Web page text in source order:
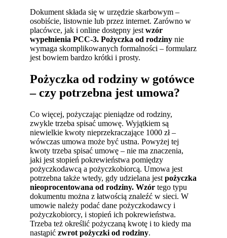
Dokument składa się w urzędzie skarbowym –
osobiście, listownie lub przez internet. Zarówno w
placówce, jak i online dostępny jestwzór
wypełnienia PCC-3. Pożyczka od rodziny nie
wymaga skomplikowanych formalności – formularz
jest bowiem bardzo krótki i prosty.
Pożyczka od rodziny w gotówce
– czy potrzebna jest umowa?
Co więcej, pożyczając pieniądze od rodziny,
zwykle trzeba spisać umowę. Wyjątkiem są
niewielkie kwoty nieprzekraczające 1000 zł –
wówczas umowa może być ustna. Powyżej tej
kwoty trzeba spisać umowę – nie ma znaczenia,
jaki jest stopień pokrewieństwa pomiędzy
pożyczkodawcą a pożyczkobiorcą. Umowa jest
potrzebna także wtedy, gdy udzielana jestpożyczka
nieoprocentowana od rodziny. Wzór tego typu
dokumentu można z łatwością znaleźć w sieci. W
umowie należy podać dane pożyczkodawcy i
pożyczkobiorcy, i stopień ich pokrewieństwa.
Trzeba też określić pożyczaną kwotę i to kiedy ma
nastąpićzwrot pożyczki od rodziny.